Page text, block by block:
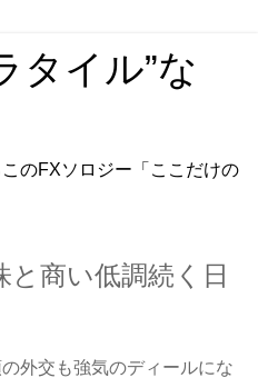
タイル”な
のFXソロジー「ここだけの
と商い低調続く日
外交も強気のディールにな